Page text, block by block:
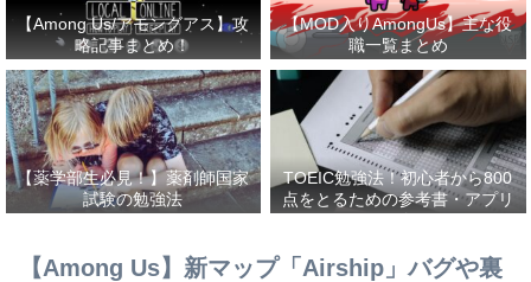
【Among Us/アモングアス】攻
略記事まとめ！
【MOD入りAmongUs】主な役
職一覧まとめ
【薬学部生必見！】薬剤師国家
試験の勉強法
TOEIC勉強法！初心者から800
点をとるための参考書・アプリ
を紹介！
【Among Us】新マップ「Airship」バグや裏